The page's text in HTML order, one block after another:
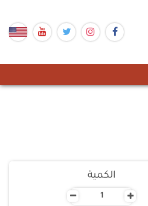
الكمية
- +